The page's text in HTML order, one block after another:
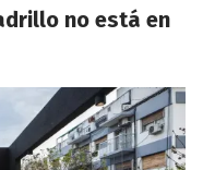
no está en